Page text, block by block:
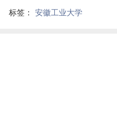
标签： 安徽工业大学